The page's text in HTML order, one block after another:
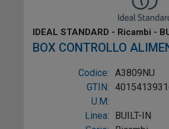
IDEAL STANDARD - Ricambi -
BOX CONTROLLO
TRASFORMATORE
RUBINETTO
Codice: A3809NU
GTIN:
U.M:
Linea:
BUILT-IN